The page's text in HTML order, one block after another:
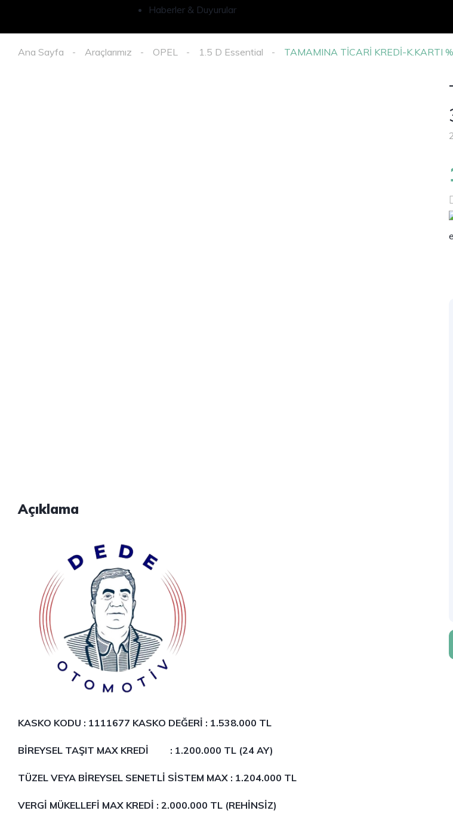
Haberler & Duyurular
Ana Sayfa Araçlarımız OPEL 1.5 D Essential TAMAMINA TİCARİ KREDİ-K.KARTI
Açıklama
KASKO KODU : 1111677 KASKO DEĞERİ : 1.538.000 TL
BİREYSEL TAŞIT MAX KREDİ : 1.200.000 TL (24 AY)
TÜZEL VEYA BİREYSEL SENETLİ SİSTEM MAX : 1.204.000 TL
VERGİ MÜKELLEFİ MAX KREDİ : 2.000.000 TL (REHİNSİZ)